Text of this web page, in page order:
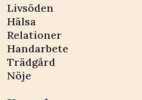
Livsöden
Hälsa
Relationer
Handarbete
Trädgård
Nöje